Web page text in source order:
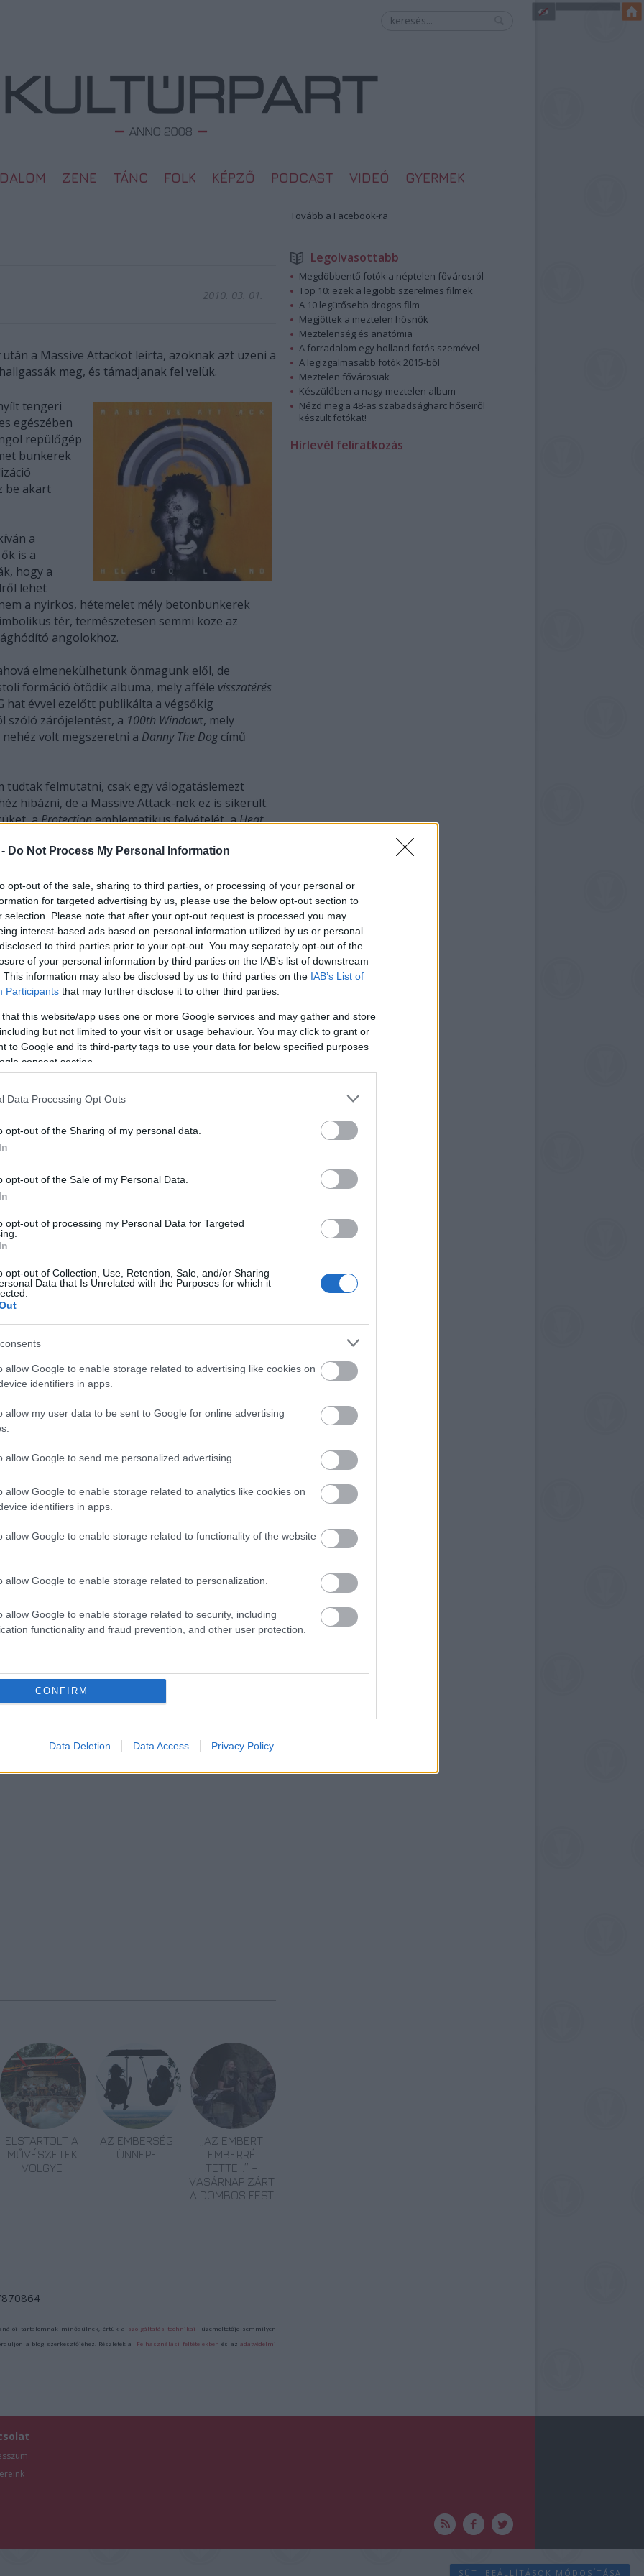
Do Not Process My Personal Information
opt-out of the sale, sharing to third parties, or processing of your personal or
for targeted advertising by us, please use the below opt-out section to
selection. Please note that after your opt-out request is processed you may
interest-based ads based on personal information utilized by us or personal
to third parties prior to your opt-out. You may separately opt-out of the
of your personal information by third parties on the IAB’s list of downstream
This information may also be disclosed by us to third parties on the IAB’s List of
Participants that may further disclose it to other third parties.
that this website/app uses one or more Google services and may gather and store
but not limited to your visit or usage behaviour. You may click to grant or
to Google and its third-party tags to use your data for below specified purposes
consent section.
Data Processing Opt Outs
opt-out of the Sharing of my personal data.
opt-out of the Sale of my Personal Data.
opt-out of processing my Personal Data for Targeted
opt-out of Collection, Use, Retention, Sale, and/or Sharing
Data that Is Unrelated with the Purposes for which it
allow Google to enable storage related to advertising like cookies on
identifiers in apps.
allow my user data to be sent to Google for online advertising
allow Google to send me personalized advertising.
allow Google to enable storage related to analytics like cookies on
identifiers in apps.
allow Google to enable storage related to functionality of the website
allow Google to enable storage related to personalization.
allow Google to enable storage related to security, including
functionality and fraud prevention, and other user protection.
CONFIRM
Data Deletion Data Access Privacy Policy
ZENE TÁNC FOLK KÉPZŐ PODCAST VIDEÓ GYERMEK
2010. 03. 01.
után a Massive Attackot leírta, azoknak azt üzeni a
meg, és támadjanak fel velük.
tengeri
egészében
repülőgép
bunkerek
be akart
a
is a
hogy a
lehet
a nyirkos, hétemelet mély betonbunkerek
tér, természetesen semmi köze az
angolokhoz.
elmenekülhetünk önmagunk elől, de
formáció ötödik albuma, mely afféle visszatérés
hat évvel ezelőtt publikálta a végsőkig
szóló zárójelentést, a 100th Windowt, mely
volt megszeretni a Danny The Dogcímű
tudtak felmutatni, csak egy válogatáslemezt
hibázni, de a Massive Attack-nek ez is sikerült.
aProtectionemblematikus felvételét, aHeat
ember, ha Massive Attackot hallgat, úgyis az
párja a kilencvenes években fogant
már semmi újat nem hozott a zenekar
és hiphopból szőtt bristoli tájköltészet, amelyet
tűnik revelativnak, hogy több, mint tíz éve
dobra tekert
az izgalmakat, míg a csacska
csak emelte a tétet. A fokozatosan építkező,
megemelt kompozíciók érettebbek, mint
Mezzaninedalai, ráadásul a
könnyedebb hangvételű szám is, ott van a
bődlije, és persze egy-két helykitöltő maszatolás
is van egy-egy nem várt zenei megoldás (pl.
revelatív, de az év egyik üzembiztos, minőségi
visszatért az élet.
a madarak, a csüllők, a lummák,
ellenkező híresztelés ellenére szép.
ELSTARTOLT A
MŰVÉSZETEK
VÖLGYE
AZ EMBERSÉG
ÜNNEPE
„AZ EMBERT
EMBERRÉ
TETTE…” –
VASÁRNAP ZÁRT
A DOMBOS FEST
tartalomnak minősülnek, értük a szolgáltatás technikai üzemeltetője semmilyen
a blog szerkesztőjéhez. Részletek a Felhasználási feltételekben és azadatvédelmi
Tovább a Facebook-ra
Legolvasottabb
Megdöbbentő fotók a néptelen fővárosról
Top 10: ezek a legjobb szerelmes filmek
A 10 legütősebb drogos film
Megjöttek a meztelen hősnők
Meztelenség és anatómia
A forradalom egy holland fotós szemével
A legizgalmasabb fotók 2015-ből
Meztelen fővárosiak
Készülőben a nagy meztelen album
Nézd meg a 48-as szabadságharc hőseiről
készült fotókat!
Hírlevél feliratkozás
SÜTI BEÁLLÍTÁSOK MÓDOSÍTÁSA